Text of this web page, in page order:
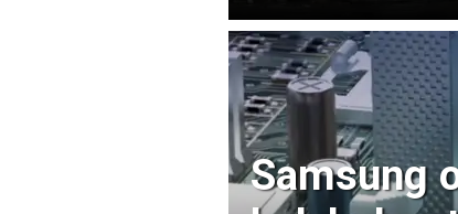
Samsung